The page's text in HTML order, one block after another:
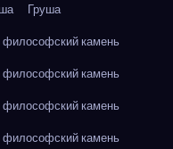
Груша
философский камень
философский камень
философский камень
философский камень